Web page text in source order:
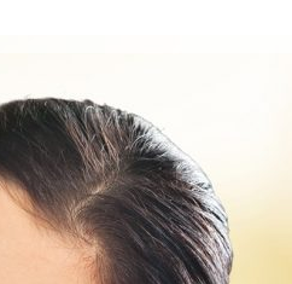
Portfolio items